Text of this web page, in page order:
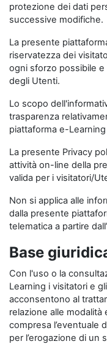
protezione dei dati
successive modifiche.
La presente
riservatezza dei
ogni sforzo possibile
degli Utenti.
Lo scopo
trasparenza
piattaforma e-
La presente Privacy
attività on-line della
valida per i visitatori/
Non si applica alle
dalla presente
telematica a partire
Base
Con l'uso o la
Learning i visitatori e
acconsentono al
relazione alle
compresa l’eventuale
per l’erogazione di un